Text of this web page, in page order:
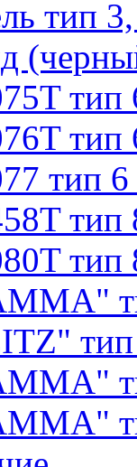
тип
тип
тип
тип 6
тип
тип